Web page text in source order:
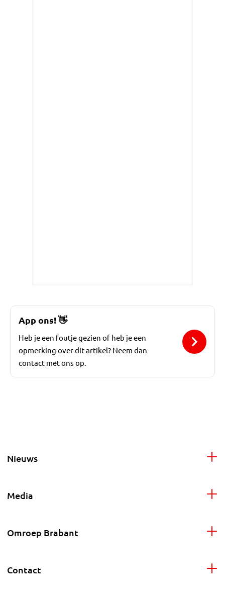
App ons!👋
Heb je een foutje gezien of heb je een
opmerking over dit artikel? Neem dan
contact met ons op.
Nieuws
Media
Omroep Brabant
Contact